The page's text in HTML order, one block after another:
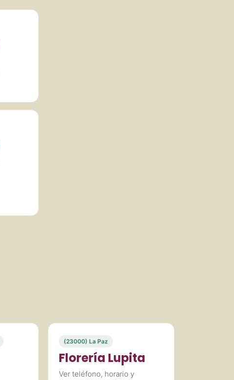
(23000) La Paz
Florería Lupita
Ver teléfono, horario y